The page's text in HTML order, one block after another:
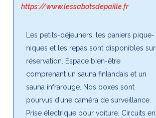
https://www.lessabotsdepaille.fr
Les petits-déjeuners, les paniers pique-
niques et les repas sont disponibles sur
réservation. Espace bien-être
comprenant un sauna finlandais et un
sauna infrarouge. Nos boxes sont
pourvus d’une caméra de surveillance.
Prise électrique pour voiture. Circuits en